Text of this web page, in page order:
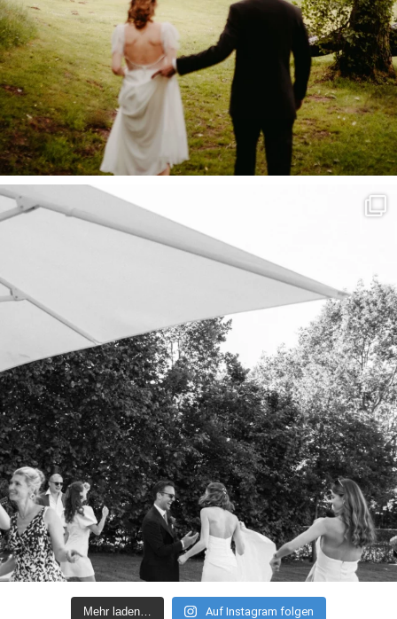
Mehr laden… Auf Instagram folgen